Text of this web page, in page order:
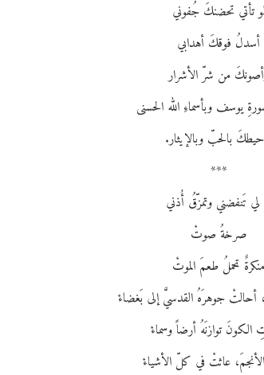
لو تأتي تحضنكَ جُفوني
أسدلُ فوقكَ أهدابي
من شرّ الأشرار
يوسف وبأسماءِ الله الحسنى
بالحبّ وبالإيثار.
***
لي تَنفضني وتمزّقُ أُذني
صرخةُ صوتْ
منكرةٌ تحملُ طعمَ الموتْ
جوهرَهُ القدسيَّ إلى بَغضاءْ
الكونَ توازنَهُ أرضاً وسماءْ
عاثتْ في كلّ الأشياءْ